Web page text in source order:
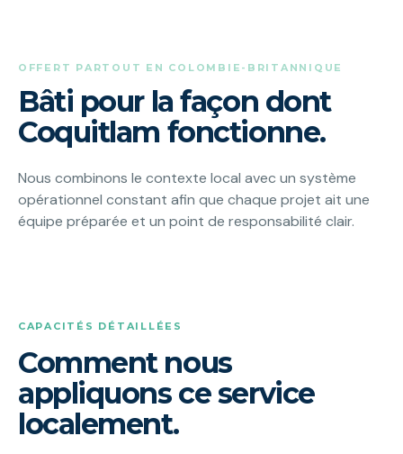
OFFERT PARTOUT EN COLOMBIE-BRITANNIQUE
Bâti pour la façon dont
Coquitlam fonctionne.
Nous combinons le contexte local avec un système
opérationnel constant afin que chaque projet ait une
équipe préparée et un point de responsabilité clair.
CAPACITÉS DÉTAILLÉES
Comment nous
appliquons ce service
localement.